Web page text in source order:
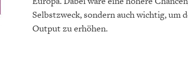
DER
BGE-
USA
Selbstzweck, sondern auch wichtig, um
Output zu erhöhen.